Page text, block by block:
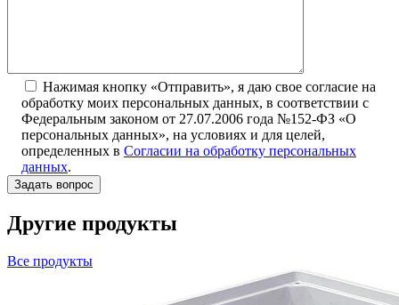
Нажимая кнопку «Отправить», я даю свое согласие на
обработку моих персональных данных, в соответствии с
Федеральным законом от 27.07.2006 года №152-ФЗ «О
персональных данных», на условиях и для целей,
определенных в Согласии на обработку персональных
данных.
Другие продукты
Все продукты